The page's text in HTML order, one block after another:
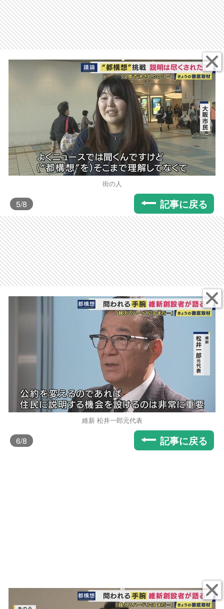
街の人
5/8 記事に戻る
維新 松井一郎元代表
6/8 記事に戻る